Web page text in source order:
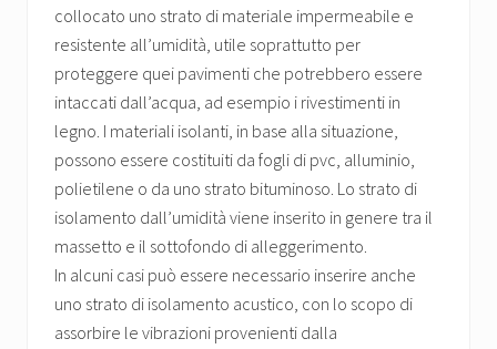
collocato uno strato di materiale impermeabile e
resistente all’umidità, utile soprattutto per
proteggere quei pavimenti che potrebbero essere
intaccati dall’acqua, ad esempio i rivestimenti in
legno. I materiali isolanti, in base alla situazione,
possono essere costituiti da fogli di pvc, alluminio,
polietilene o da uno strato bituminoso. Lo strato di
isolamento dall’umidità viene inserito in genere tra il
massetto e il sottofondo di alleggerimento.
In alcuni casi può essere necessario inserire anche
uno strato di isolamento acustico, con lo scopo di
assorbire le vibrazioni provenienti dalla